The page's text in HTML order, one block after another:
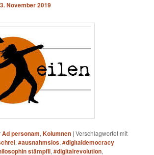
November 2019
Ad personam,Kolumnen |Verschlagwortet mit
,#ausnahmslos,#digitaldemocracy
stämpfli,#digitalrevolution,